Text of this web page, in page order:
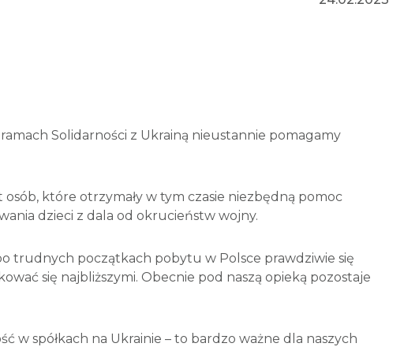
Solidarności z Ukrainą nieustannie pomagamy
które otrzymały w tym czasie niezbędną pomoc
dzieci z dala od okrucieństw wojny.
trudnych początkach pobytu w Polsce prawdziwie się
się najbliższymi. Obecnie pod naszą opieką pozostaje
w spółkach na Ukrainie – to bardzo ważne dla naszych